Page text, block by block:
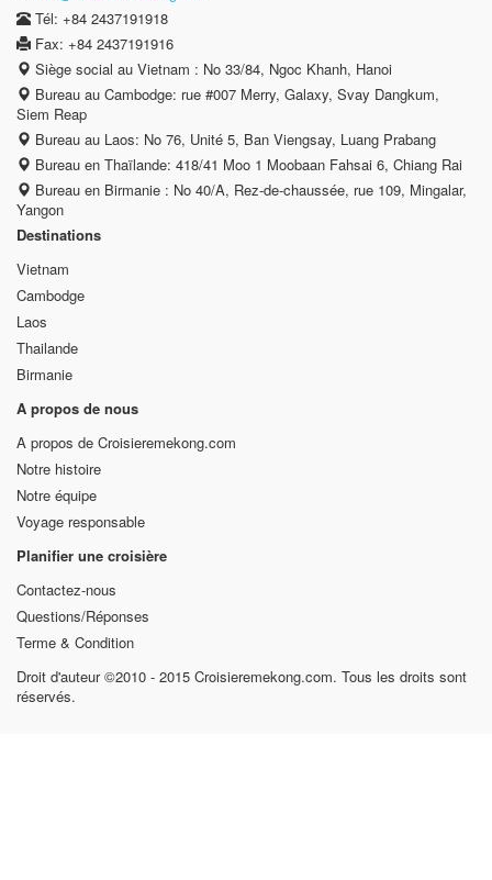
Nous voyageons en un groupe de 3 personnes,
comment nous arrangez-vous la literie ?
CROISIEREMEKONG.COM
info@croisieremekong.com
Tél: +84 2437191918
Fax: +84 2437191916
Siège social au Vietnam : No 33/84, Ngoc Khanh, Hanoi
Bureau au Cambodge: rue #007 Merry, Galaxy, Svay Dangkum,
Siem Reap
Bureau au Laos: No 76, Unité 5, Ban Viengsay, Luang Prabang
Bureau en Thaïlande: 418/41 Moo 1 Moobaan Fahsai 6, Chiang Rai
Yangon
Destinations
Vietnam
Cambodge
Laos
Thailande
Birmanie
A propos de nous
A propos de Croisieremekong.com
Notre histoire
Notre équipe
Voyage responsable
Planifier une croisière